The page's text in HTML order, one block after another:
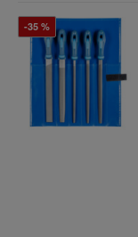
-35 %